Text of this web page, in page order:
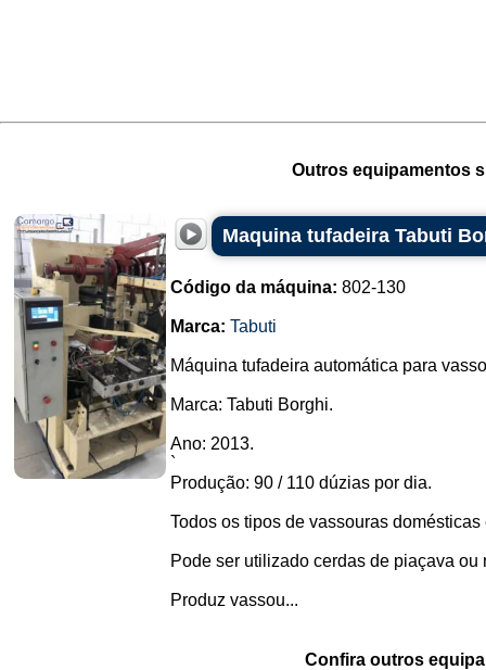
Outros equipamentos
Maquina tufadeira Tabuti
Código da máquina: 802-130
Marca: Tabuti
Máquina tufadeira automática para
Marca: Tabuti Borghi.
Ano: 2013.
`
Produção: 90 / 110 dúzias por dia.
Todos os tipos de vassouras
Pode ser utilizado cerdas de piaçava ou
Produz vassou...
Confira outros